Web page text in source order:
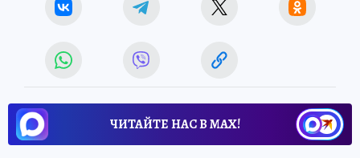
ЧИТАЙТЕ НАС В МАХ!